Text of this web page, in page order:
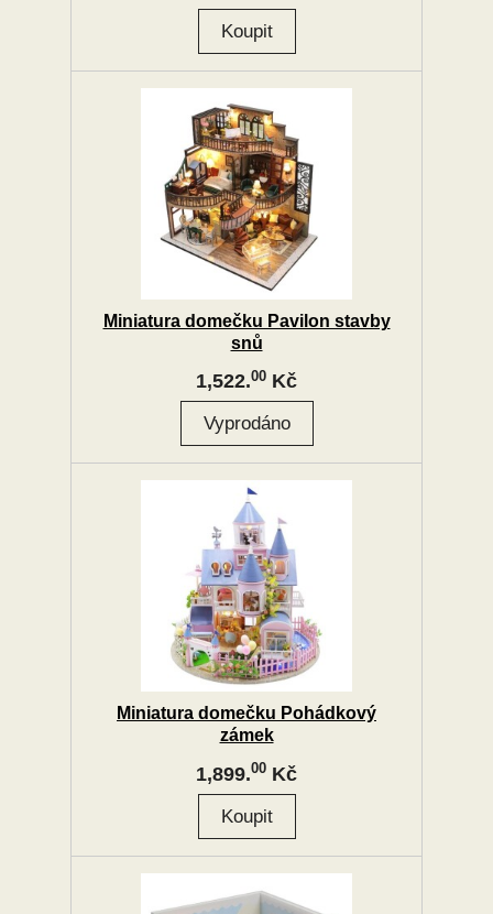
Miniatura domečku Pavilon stavby
snů
1,522.00 Kč
Miniatura domečku Pohádkový
zámek
1,899.00 Kč